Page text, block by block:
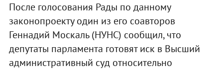
После голосования Рады по данному
законопроекту один из его соавторов
Геннадий Москаль (НУНС) сообщил, что
депутаты парламента готовят иск в Высший
административный суд относительно